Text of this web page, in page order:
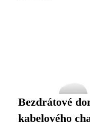
Bezdrátové
kabelového